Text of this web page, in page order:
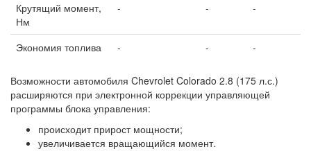
Крутящий момент,
Нм
- - -
Экономия топлива - - -
Возможности автомобиля Chevrolet Colorado 2.8 (175 л.с.)
расширяются при электронной коррекции управляющей
программы блока управления:
происходит прирост мощности;
увеличивается вращающийся момент.